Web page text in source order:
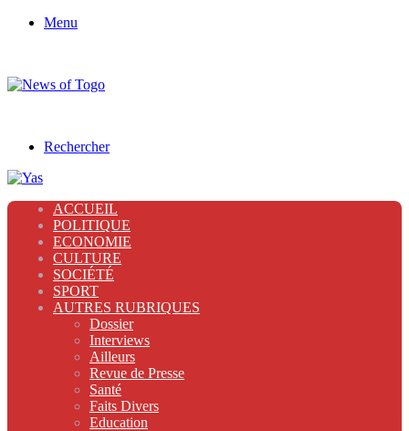
Menu
Rechercher
ACCUEIL
POLITIQUE
ECONOMIE
CULTURE
SOCIÉTÉ
SPORT
AUTRES RUBRIQUES
Dossier
Interviews
Ailleurs
Revue de Presse
Santé
Faits Divers
Education